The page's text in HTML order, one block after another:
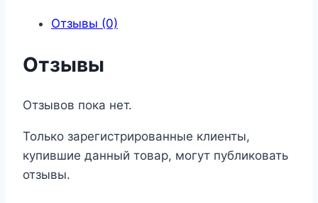
Отзывы (0)
Отзывы
Отзывов пока нет.
Только зарегистрированные клиенты,
купившие данный товар, могут публиковать
отзывы.